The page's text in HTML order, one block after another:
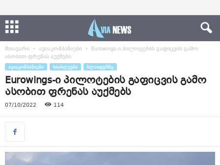
მთავარი ავიაკომპანიები
Eurowings-ი პილოტების გაფიცვის გამო
ასობით ფრენას აუქმებს
ᲐᲕᲘᲐᲙᲝᲛᲞᲐᲜᲘᲔᲑᲘ ᲡᲘᲐᲮᲚᲔᲔᲑᲘ ᲡᲚᲐᲘᲓᲔᲠᲖᲔ
Eurowings-ი პილოტების გაფიცვის გამო
ასობით ფრენას აუქმებს
07/10/2022 114